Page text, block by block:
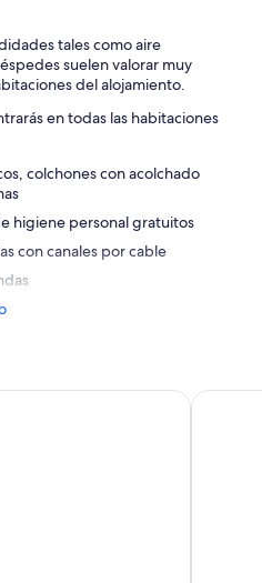
tales como aire
suelen valorar muy
del alojamiento.
en todas las habitaciones
colchones con acolchado
higiene personal gratuitos
con canales por cable
Ottawa Holiday